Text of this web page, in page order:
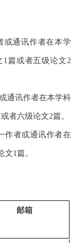
或通讯作者在本学
篇或者五级论文2
通讯作者在本学科
者六级论文2篇。
作者或通讯作者在
1篇。
邮箱